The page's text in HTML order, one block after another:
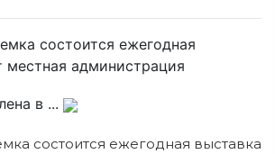
состоится ежегодная
местная администрация
в ...
состоится ежегодная выставка